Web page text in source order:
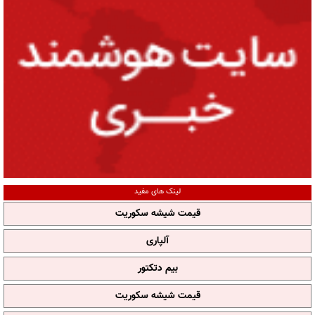
لینک های مفید
قیمت شیشه سکوریت
آلپاری
بیم دتکتور
قیمت شیشه سکوریت